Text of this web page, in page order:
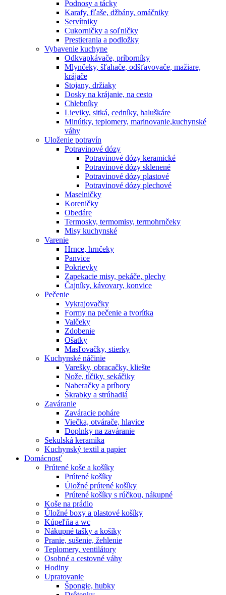
Podnosy a tácky
Karafy, fľaše, džbány, omáčniky
Servítniky
Cukorničky a soľničky
Prestierania a podložky
Vybavenie kuchyne
Odkvapkávače, príborníky
Mlynčeky, šľahače, odšťavovače, mažiare,
krájače
Stojany, držiaky
Dosky na krájanie, na cesto
Chlebníky
Lieviky, sitká, cedníky, haluškáre
Minútky, teplomery, marinovanie,kuchynské
váhy
Uloženie potravín
Potravinové dózy
Potravinové dózy keramické
Potravinové dózy sklenené
Potravinové dózy plastové
Potravinové dózy plechové
Maselničky
Koreničky
Obedáre
Termosky, termomisy, termohrnčeky
Misy kuchynské
Varenie
Hrnce, hrnčeky
Panvice
Pokrievky
Zapekacie misy, pekáče, plechy
Čajníky, kávovary, konvice
Pečenie
Vykrajovačky
Formy na pečenie a tvorítka
Valčeky
Zdobenie
Ošatky
Masľovačky, stierky
Kuchynské náčinie
Varešky, obracačky, kliešte
Nože, tĺčiky, sekáčiky
Naberačky a príbory
Škrabky a strúhadlá
Zaváranie
Zaváracie poháre
Viečka, otvárače, hlavice
Doplnky na zaváranie
Sekulská keramika
Kuchynský textil a papier
Domácnosť
Prútené koše a košíky
Prútené košíky
Úložné prútené košíky
Prútené košíky s rúčkou, nákupné
Koše na prádlo
Úložné boxy a plastové košíky
Kúpeľňa a wc
Nákupné tašky a košíky
Pranie, sušenie, žehlenie
Teplomery, ventilátory
Osobné a cestovné váhy
Hodiny
Upratovanie
Špongie, hubky